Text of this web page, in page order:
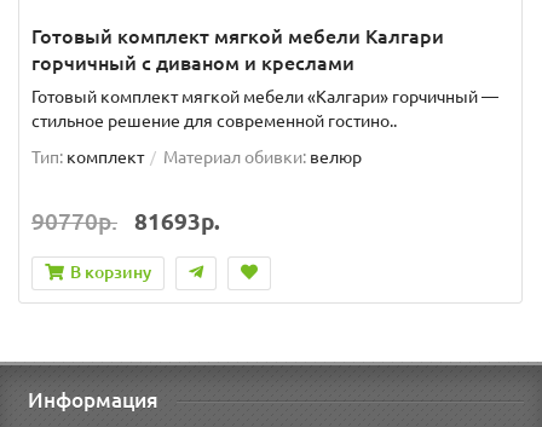
Готовый комплект мягкой мебели Калгари
горчичный с диваном и креслами
Готовый комплект мягкой мебели «Калгари» горчичный —
стильное решение для современной гостино..
Тип: комплект Материал обивки: велюр
90770р. 81693р.
В корзину
Информация